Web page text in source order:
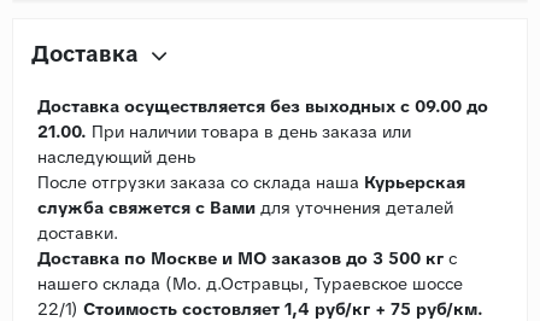
Доставка
Доставка осуществляется без выходных с 09.00 до
21.00. При наличии товара в день заказа или
наследующий день
После отгрузки заказа со склада наша Курьерская
служба свяжется с Вами для уточнения деталей
доставки.
Доставка по Москве и МО заказов до 3 500 кг с
нашего склада (Мо. д.Остравцы, Тураевское шоссе
22/1) Стоимость состовляет 1,4 руб/кг + 75 руб/км.